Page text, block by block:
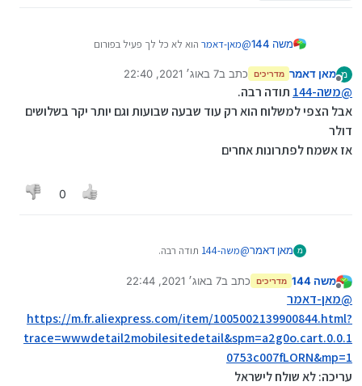
משה 144 @מאן-דאמר הוא לא כל לך פעיל בפורום
https://m.fr.aliexpress.com/item/100500263315368
6.html?
trace=wwwdetail2mobilesitedetail&spm=a2g0o.pro
ductlist.0.0.75ba3387jjzjbd&algo_pvid=02deadca-
a391e1d6056b&algo_exp_id=02deadca-9e62-4735-
מ מאן דאמר מדריכים כתב ב7 באוג׳ 2021, 22:40
נערך לאחרונה על ידי
@משה-144
תודה רבה.
אבל הצפי למשלוח הוא רק עוד שבעה שבועות וגם יותר יקר בשלושים
דולר
אז אשמח לפתרונות אחרים
0
מ מאן דאמר@משה-144
תודה רבה.
יקר בשלושים דולר
משה 144 מדריכים כתב ב7 באוג׳ 2021, 22:44
נערך לאחרונה על ידי משה 144
@מאן-דאמר
https://m.fr.aliexpress.com/item/1005002139900844.html?
trace=wwwdetail2mobilesitedetail&spm=a2g0o.cart.0.0.1
0753c007fLORN&mp=1
עריכה: לא שולח לישראל